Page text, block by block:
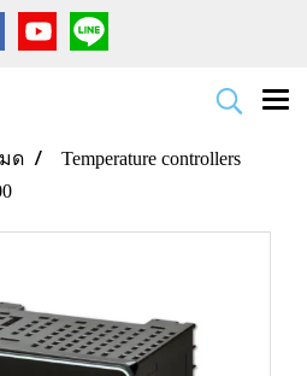
ด
Temperature controllers